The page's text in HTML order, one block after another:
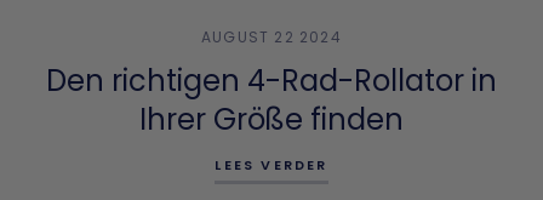
AUGUST 22 2024
Den richtigen 4-Rad-Rollator in
Ihrer Größe finden
LEES VERDER